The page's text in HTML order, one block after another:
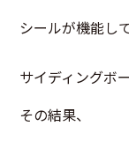
シールが機能し
サイディングボ
その結果、